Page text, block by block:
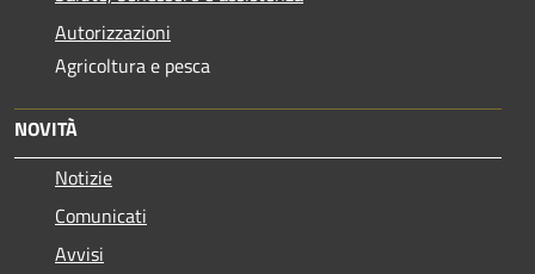
Autorizzazioni
Agricoltura e pesca
NOVITÀ
Notizie
Comunicati
Avvisi